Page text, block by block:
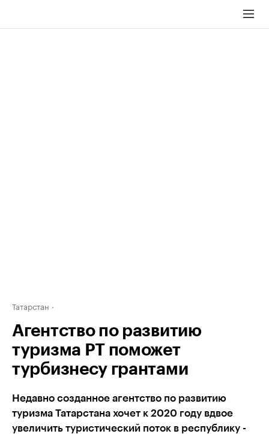
Татарстан
Агентство по развитию
туризма РТ поможет
турбизнесу грантами
Недавно созданное агентство по развитию
туризма Татарстана хочет к 2020 году вдвое
увеличить туристический поток в республику -